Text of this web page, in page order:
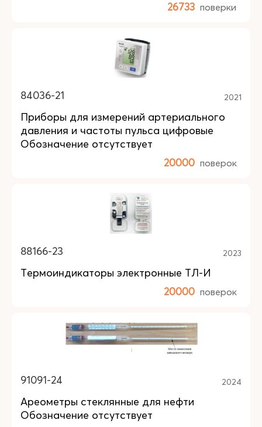
26733 поверки
84036-21 2021
Приборы для измерений артериального
давления и частоты пульса цифровые
Обозначение отсутствует
20000 поверок
88166-23 2023
Термоиндикаторы электронные ТЛ-И
20000 поверок
91091-24 2024
Ареометры стеклянные для нефти
Обозначение отсутствует